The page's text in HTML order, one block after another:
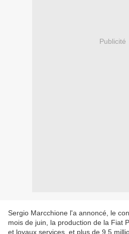
Publicité
Sergio Marcchione l'a annoncé, le
mois de juin, la production de la Fiat
et loyaux services, et plus de 9,5